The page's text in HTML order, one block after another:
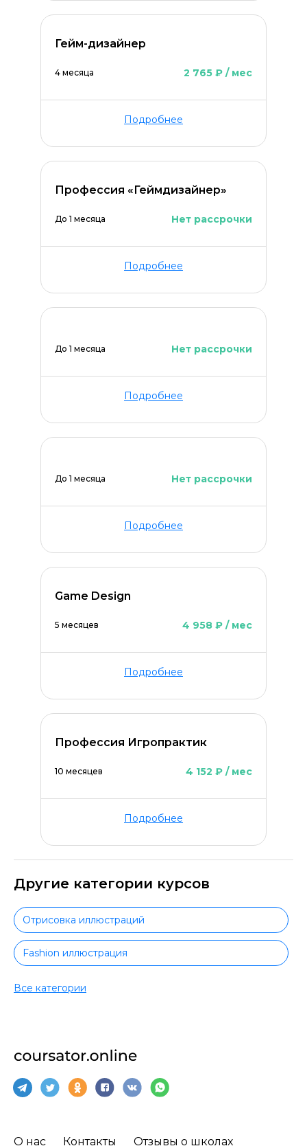
Гейм-дизайнер
4 месяца 2 765 ₽ / мес
Подробнее
Профессия «Геймдизайнер»
До 1 месяца Нет рассрочки
Подробнее
До 1 месяца Нет рассрочки
Подробнее
До 1 месяца Нет рассрочки
Подробнее
Game Design
5 месяцев 4 958 ₽ / мес
Подробнее
Профессия Игропрактик
10 месяцев 4 152 ₽ / мес
Подробнее
Другие категории курсов
Отрисовка иллюстраций
Fashion иллюстрация
Книжная иллюстрация
Коммерческая иллюстрация
Motion-дизайн
Все категории
О нас Контакты Отзывы о школах